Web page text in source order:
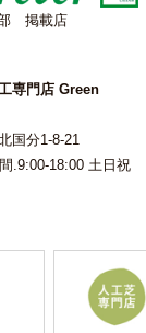
掲載店
専門店 Green
国分1-8-21
.9:00-18:00 土日祝